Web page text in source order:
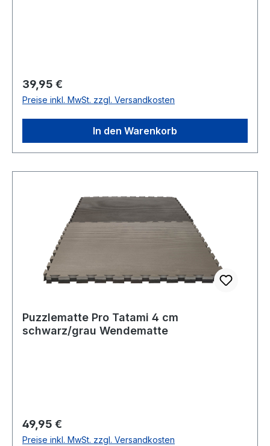
Regulärer Preis:
39,95 €
Preise inkl. MwSt. zzgl. Versandkosten
In den Warenkorb
Puzzlematte Pro Tatami 4 cm
schwarz/grau Wendematte
Regulärer Preis:
49,95 €
Preise inkl. MwSt. zzgl. Versandkosten